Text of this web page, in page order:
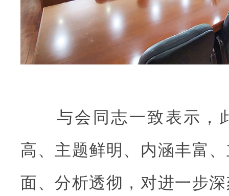
与会同志一致表示，
高、主题鲜明、内涵丰富
面、分析透彻，对进一步